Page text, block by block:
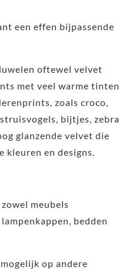
een effen bijpassende
oftewel velvet
met veel warme tinten
zoals croco,
bijtjes, zebra
glanzende velvet die
kleuren en designs.
meubels
bedden
op andere